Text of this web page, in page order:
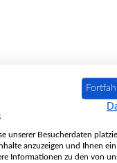
Geräte mit 1-teiliger Seitenwand rechts und
(B/L/H)
unserer Besucherdaten
anzuzeigen und Ihnen
Informationen zu den von